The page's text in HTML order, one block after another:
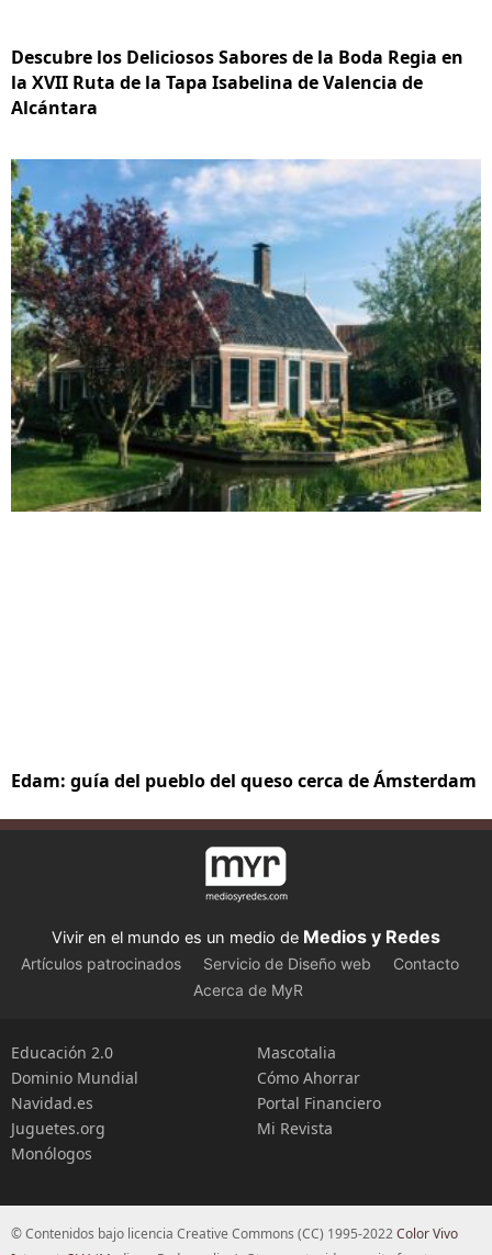
Descubre los Deliciosos Sabores de la Boda Regia en
la XVII Ruta de la Tapa Isabelina de Valencia de
Alcántara
Edam: guía del pueblo del queso cerca de Ámsterdam
Vivir en el mundo es un medio de Medios y Redes
Artículos patrocinados Servicio de Diseño web
Contacto
Acerca de MyR
Educación 2.0
Dominio Mundial
Navidad.es
Juguetes.org
Monólogos
Mascotalia
Cómo Ahorrar
Portal Financiero
Mi Revista
© Contenidos bajo licencia Creative Commons (CC) 1995-2022Color Vivo